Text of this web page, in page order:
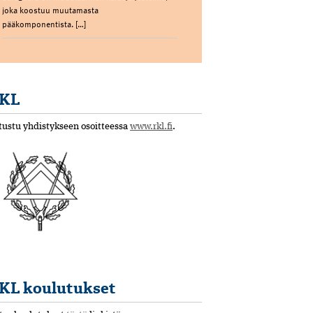
joka koostuu muutamasta
pääkomponentista. […]
yhdistykseen osoitteessa www.rkl.fi.
koulutukset